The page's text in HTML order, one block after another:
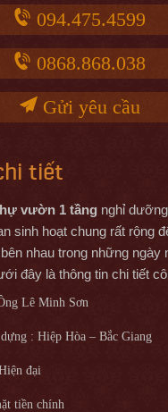
094.475.4599
0868.868.038
Gửi yêu cầu
tiết
vườn 1 tầng nghỉ
sinh hoạt chung rất rộng
nhau trong những ngày
đây là thông tin chi tiết
Lê Minh Sơn
: Hiệp Hòa – Bắc Giang
đại
tiền chính